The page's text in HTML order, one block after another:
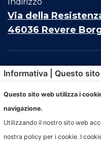
Via della
46036 Revere
Informativa | Questo
Questo sito web utilizza i
navigazione.
Utilizzando il nostro sito web
nostra policy per i cookie. I